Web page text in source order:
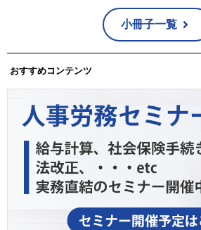
小冊子一覧
おすすめコンテンツ